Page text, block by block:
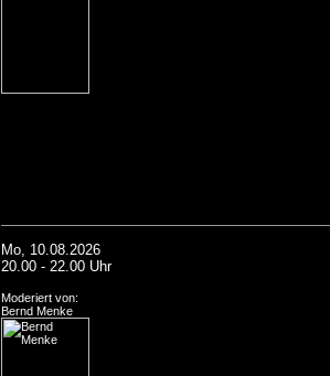
Mo, 10.08.2026
20.00 - 22.00 Uhr
Moderiert von:
Bernd Menke